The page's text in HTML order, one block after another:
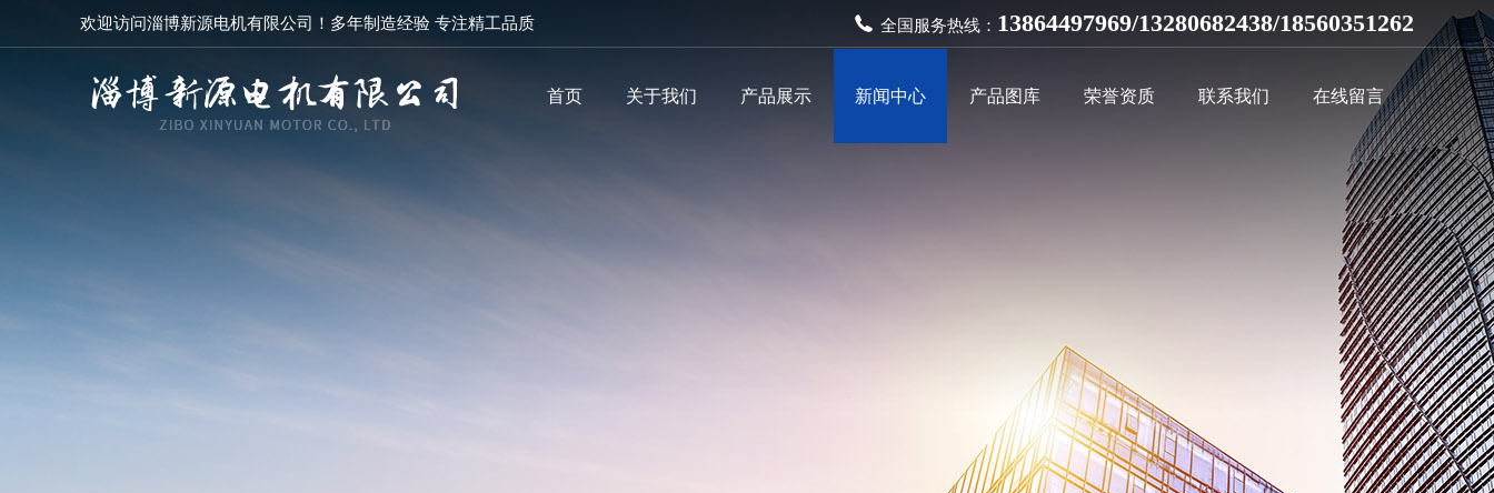
欢迎访问淄博新源电机有限公司！多年制造经验 专注精工品质 全国服务热线： 13864497969/13280682438/18560351262
首页 关于我们 产品展示 新闻中心 产品图库 荣誉资质 联系我们 在线留言